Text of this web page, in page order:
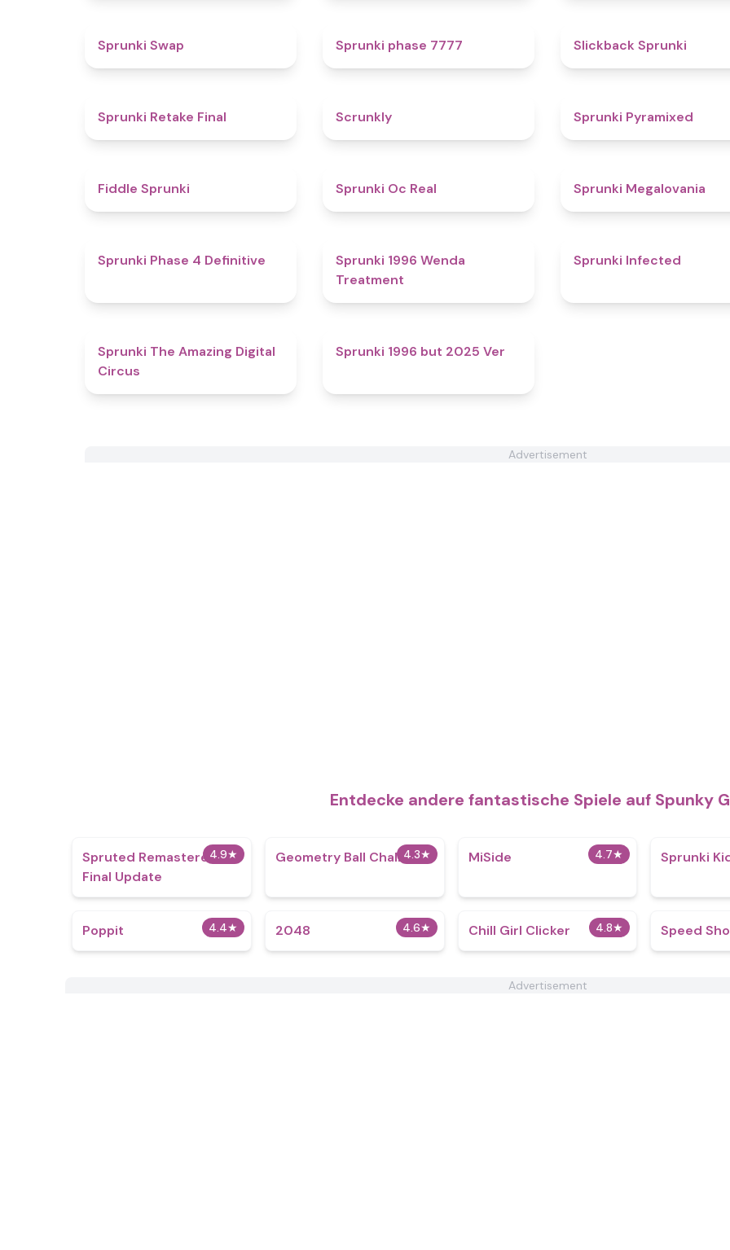
Sprunki Swap Sprunki phase 7777 Slickback Sprunki
Sprunki Retake Final Scrunkly Sprunki Pyramixed
Fiddle Sprunki Sprunki Oc Real Sprunki Megalovania
Sprunki Phase 4 Definitive
Sprunki 1996 Wenda
Treatment
Sprunki Infected
4.5
Sprunki The Amazing Digital
Circus
Sprunki 1996 but 2025 Ver
Advertisement
Entdecke andere fantastische Spiele auf Spunky
4.9★
Spruted Remastered
Final Update
4.3★
Geometry Ball Challenge 4.7★
MiSide Sprunki
4.4★
Poppit​ 4.6★
2048 4.8★
Chill Girl Clicker Speed
Advertisement